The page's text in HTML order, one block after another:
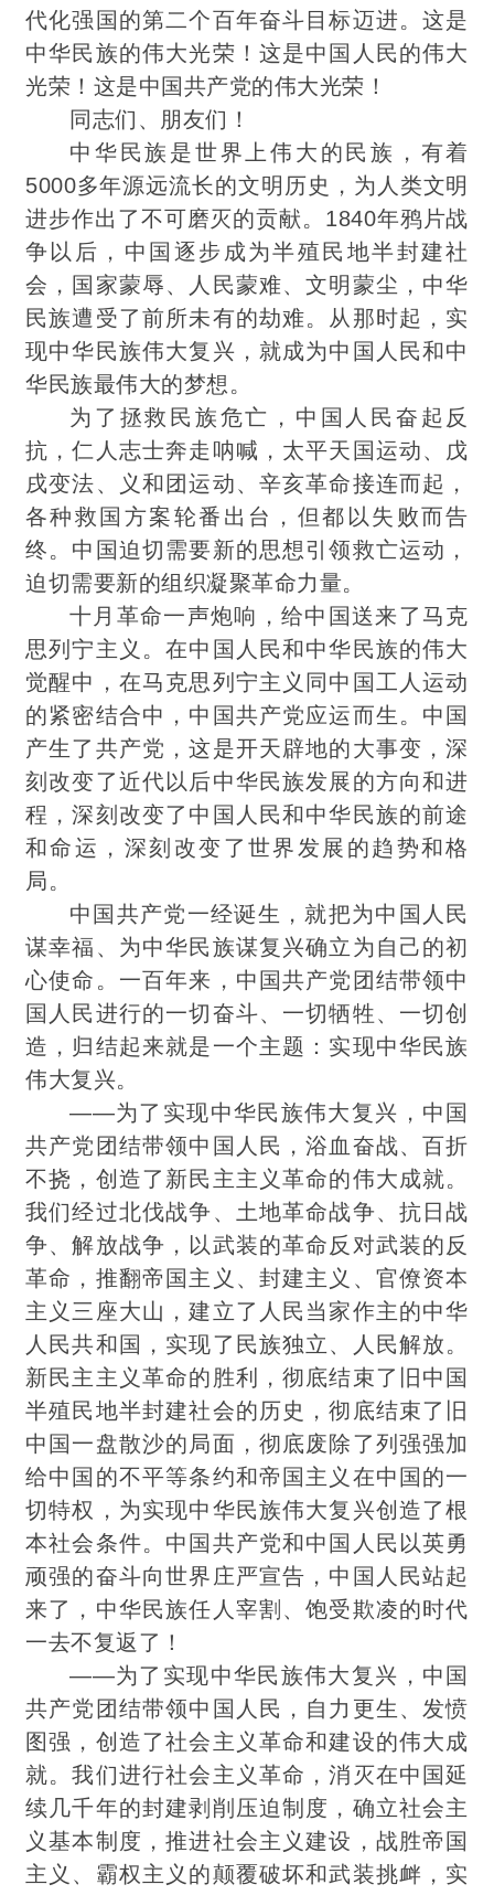
代化强国的第二个百年奋斗目标迈进。这是
中华民族的伟大光荣！这是中国人民的伟大
光荣！这是中国共产党的伟大光荣！
同志们、朋友们！
中华民族是世界上伟大的民族，有着
5000多年源远流长的文明历史，为人类文明
进步作出 了不可磨灭的贡献。1840年鸦片战
争以后，中国逐步成为半殖民地半封建社
会，国家蒙辱、人民蒙难、文明蒙尘，中华
民族遭受了前所未有的劫难。从那时起，实
现中华民族伟大复兴，就成为中国人民和中
华民族最伟大的梦想。
为了拯救民族危亡，中国人民奋起反
抗，仁人志士奔走呐喊，太平天国运动、戊
戌变法、义和团运动、辛亥革命接连而起，
各种救国方案轮番出台，但都以失败而告
终。中国迫切需要新的思想引领救亡运动，
迫切需要新的组织凝聚革命力量。
十月革命一声炮响，给中国送来了马克
思列宁主义。在中国人民和中华民族的伟大
觉醒中，在马克思列宁主义同中国工人运动
的紧密结合中，中国共产党应运而生。中国
产生了共产党，这是开天辟地的大事变，深
刻改变了近代以后中华民族发展的方向和进
程，深刻改变了中国人民和中华民族的前途
和命运，深刻改变了世界发展的趋势和格
局。
中国共产党一经诞生，就把为中国人民
谋幸福、为中华民族谋复兴确立为自己的初
心使命。一百年来，中国共产党团结带领中
国人民进行的一切奋斗、一切牺牲、一切创
造，归结起来就是一个主题：实现中华民族
伟大复兴。
——为了实现中华民族伟大复兴，中国
共产党团结带领中国人民，浴血奋战、百折
不挠，创造了新民主主义革命的伟大成就。
我们经过北伐战争、土地革命战争、抗日战
争、解放战争，以武装的革命反对武装的反
革命，推翻帝国主义、封建主义、官僚资本
主义三座大山，建立了人民当家作主的中华
人民共和国，实现了民族独立、人民解放。
新民主主义革命的胜利，彻底结束了旧中国
半殖民地半封建社会的历史，彻底结束了旧
中国一盘散沙的局面，彻底废除了列强强加
给中国的不平等条约和帝国主义在中国的一
切特权，为实现中华民族伟大复兴创造了根
本社会条件。中国共产党和中国人民以英勇
顽强的奋斗向世界庄严宣告，中国人民站起
来了，中华民族任人宰割、饱受欺凌的时代
一去不复返了！
——为了实现中华民族伟大复兴，中国
共产党团结带领中国人民，自力更生、发愤
图强，创造了社会主义革命和建设的伟大成
就。我们进行社会主义革命，消灭在中国延
续几千年的封建剥削压迫制度，确立社会主
义基本制度，推进社会主义建设，战胜帝国
主义、霸权主义的颠覆破坏和武装挑衅，实